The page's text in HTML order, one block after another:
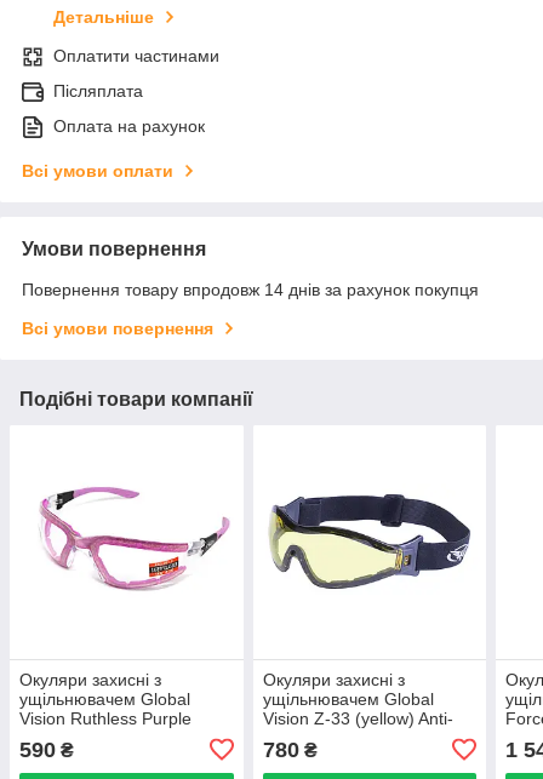
Детальніше
Оплатити частинами
Післяплата
Оплата на рахунок
Всі умови оплати
Умови повернення
Повернення товару впродовж 14 днів за рахунок покупця
Всі умови повернення
Подібні товари компанії
Окуляри захисні з
ущільнювачем Global
Vision Ruthless Purple
(clear) Anti-Fog, прозорі в
фіолетовій оправі
590 ₴
Окуляри захисні з
ущільнювачем Global
Vision Z-33 (yellow) Anti-
780₴ 1